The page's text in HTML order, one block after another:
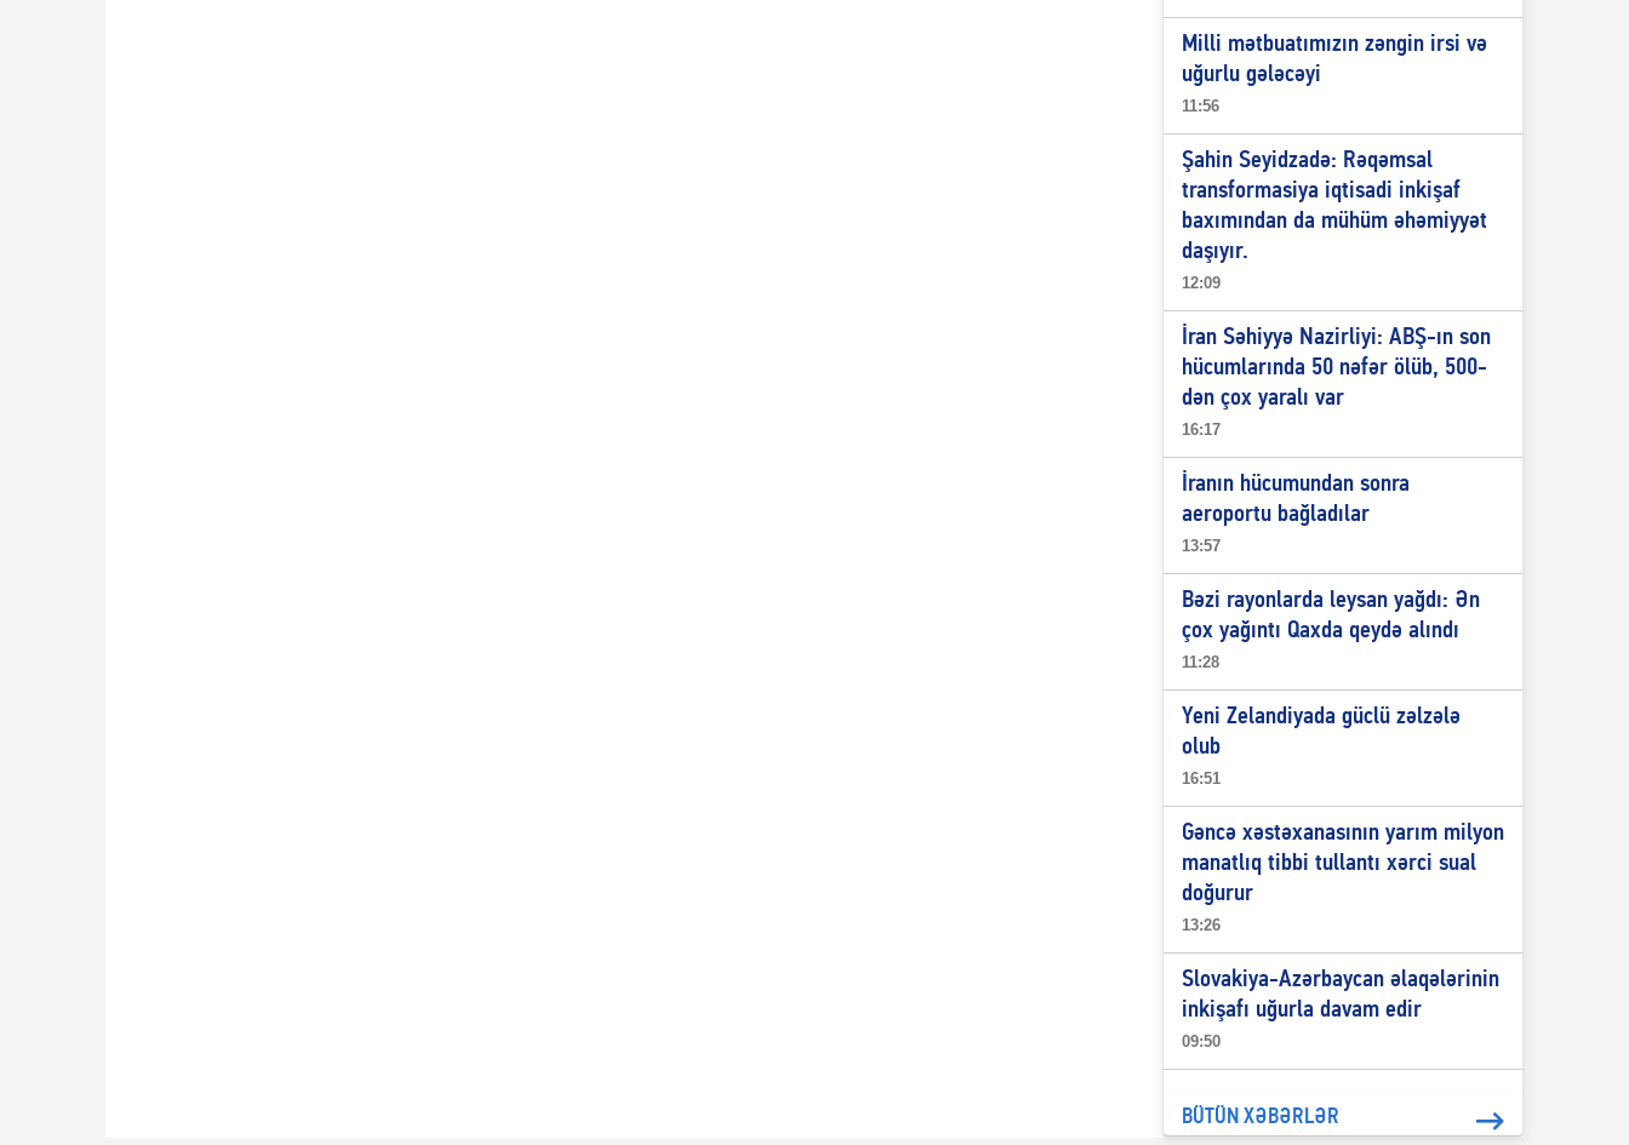
Milli mətbuatımızın zəngin irsi və
uğurlu gələcəyi
11:56
Şahin Seyidzadə: Rəqəmsal
transformasiya iqtisadi inkişaf
baxımından da mühüm əhəmiyyət
daşıyır.
12:09
İran Səhiyyə Nazirliyi: ABŞ-ın son
hücumlarında 50 nəfər ölüb, 500-
dən çox yaralı var
16:17
İranın hücumundan sonra
aeroportu bağladılar
13:57
Bəzi rayonlarda leysan yağdı: Ən
çox yağıntı Qaxda qeydə alındı
11:28
Yeni Zelandiyada güclü zəlzələ
olub
16:51
Gəncə xəstəxanasının yarım milyon
manatlıq tibbi tullantı xərci sual
doğurur
13:26
Slovakiya-Azərbaycan əlaqələrinin
inkişafı uğurla davam edir
09:50
BÜTÜN XƏBƏRLƏR